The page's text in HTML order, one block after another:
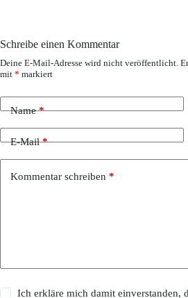
Schreibe einen Kommentar
Deine E-Mail-Adresse wird nicht veröffentlicht.
mit * markiert
Name*
E-Mail*
Kommentar schreiben *
Ich erkläre mich damit einverstanden,